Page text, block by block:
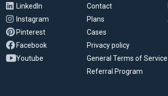
LinkedIn
Instagram
Pinterest
Facebook
Youtube
Contact
Plans
Cases
Privacy policy
General Terms of Service
Referral Program